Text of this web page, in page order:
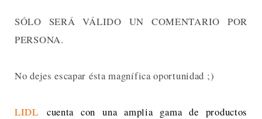
SÓLO SERÁ VÁLIDO UN COMENTARIO POR
PERSONA.
No dejes escapar ésta magnífica oportunidad ;)
LIDL cuenta con una amplia gama de productos